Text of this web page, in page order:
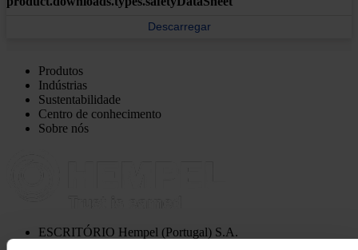
Descarregar
Produtos
Indústrias
Sustentabilidade
Centro de conhecimento
Sobre nós
ESCRITÓRIO Hempel (Portugal) S.A.